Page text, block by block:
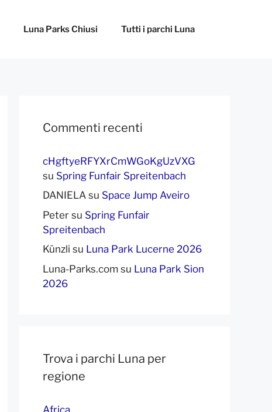
Luna Parks Chiusi Tutti i parchi Luna
Commenti recenti
cHgftyeRFYXrCmWGoKgUzVXG
su Spring Funfair Spreitenbach
DANIELA su Space Jump Aveiro
Peter su Spring Funfair
Spreitenbach
Künzli su Luna Park Lucerne 2026
Luna-Parks.com su Luna Park Sion
2026
Trova i parchi Luna per
regione
Africa